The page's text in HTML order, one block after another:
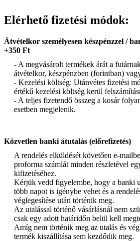
Elérhető fizetési módok:
Átvételkor személyesen készpénzzel /
+350 Ft
- A megvásárolt termékek árát a
átvételkor, készpénzben (forintban)
- Kezelési költség: Utánvétes fizetési
értékű kezelési költség kerül
- A teljes fizetendő összeg a kosár
esetben megjelenik.
Közvetlen banki átutalás (előrefizetés)
A rendelés elküldését követően e-
proforma számlát minden részletével
kifizetéséhez.
Kérjük vedd figyelembe, hogy a banki
több napot is igénybe vehet és a
véglegesítése után történik meg.
Az utalással történő vásárlásnál nem
csak egy adott határidőn belül kell
Amíg nem történik meg az utalás és
termék kiszállítása sem kezdődik meg.